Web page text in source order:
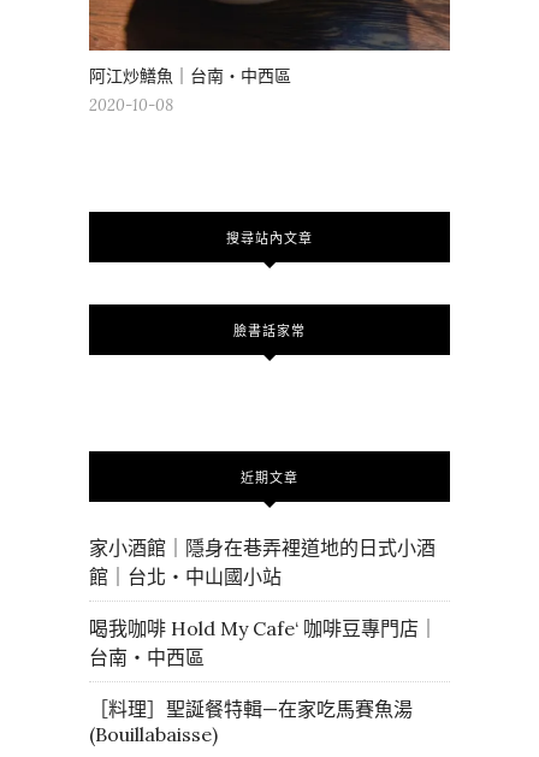
阿江炒鱔魚｜台南・中西區
2020-10-08
搜尋站內文章
臉書話家常
近期文章
家小酒館｜隱身在巷弄裡道地的日式小酒
館｜台北・中山國小站
喝我咖啡 Hold My Cafe‘ 咖啡豆專門店｜
台南・中西區
［料理］聖誕餐特輯—在家吃馬賽魚湯
(Bouillabaisse)